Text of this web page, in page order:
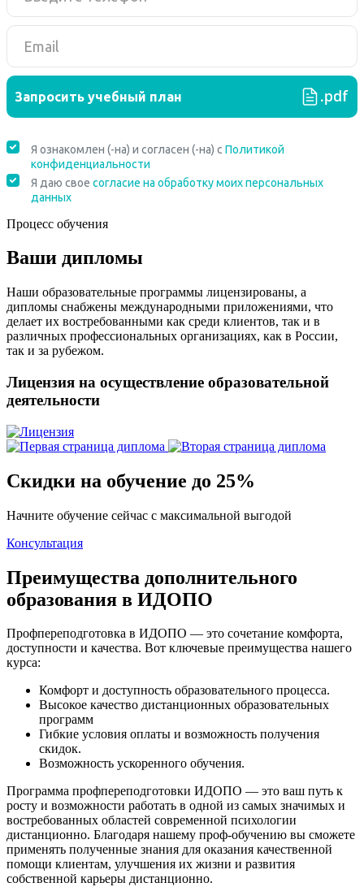
Процесс обучения
Ваши дипломы
Наши образовательные программы лицензированы, а
дипломы снабжены международными приложениями, что
делает их востребованными как среди клиентов, так и в
различных профессиональных организациях, как в России,
так и за рубежом.
Лицензия на осуществление образовательной
деятельности
Скидки на обучение до 25%
Начните обучение сейчас с максимальной выгодой
Консультация
Преимущества дополнительного
образования в ИДОПО
Профпереподготовка в ИДОПО — это сочетание комфорта,
доступности и качества. Вот ключевые преимущества нашего
курса:
Комфорт и доступность образовательного процесса.
Высокое качество дистанционных образовательных
программ
Гибкие условия оплаты и возможность получения
скидок.
Возможность ускоренного обучения.
Программа профпереподготовки ИДОПО — это ваш путь к
росту и возможности работать в одной из самых значимых и
востребованных областей современной психологии
дистанционно. Благодаря нашему проф-обучению вы сможете
применять полученные знания для оказания качественной
помощи клиентам, улучшения их жизни и развития
собственной карьеры дистанционно.